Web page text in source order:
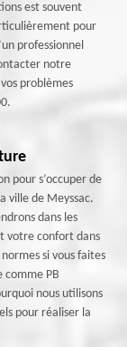
est souvent
pour
professionnel
notre
problèmes
pour s’occuper de
ville de Meyssac.
dans les
votre confort dans
si vous faites
comme PB
nous utilisons
pour réaliser la